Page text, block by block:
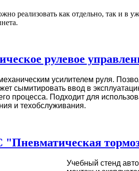
реализовать как отдельно, так и
рулевое
усилителем руля.
сымитировать ввод в
процесса. Подходит для
и техобслуживания.
Учебный стенд